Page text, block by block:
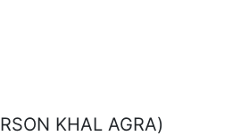
KHAL AGRA)